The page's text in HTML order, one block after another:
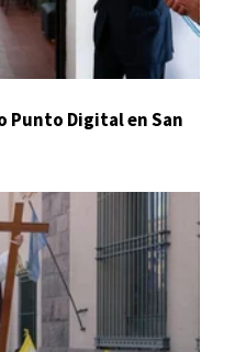
Punto Digital en San